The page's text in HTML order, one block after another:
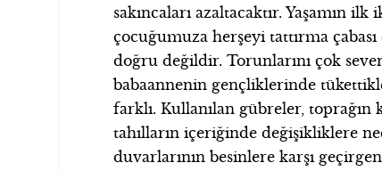
sakıncaları azaltacaktır. Yaşamın ilk
çocuğumuza herşeyi tattırma
doğru değildir. Torunlarını çok
babaannenin gençliklerinde
farklı. Kullanılan gübreler,
tahılların içeriğinde değişikliklere
duvarlarının besinlere karşı